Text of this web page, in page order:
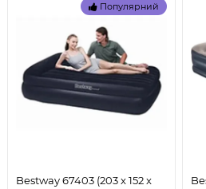
Популярний
Bestway 67403 (203 x 152 x